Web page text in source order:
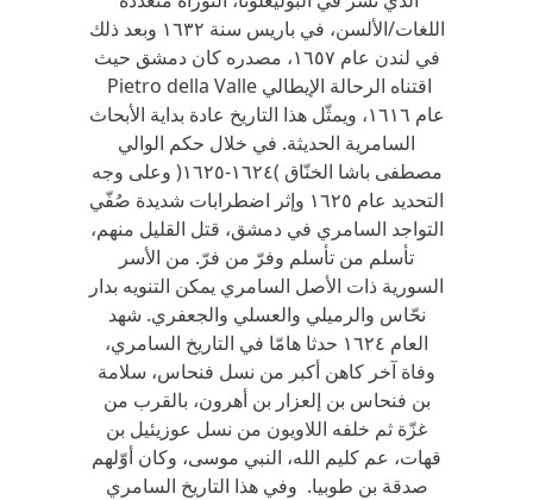
اللغات/الألسن، في باريس سنة ١٦٣٢ وبعد ذلك
في لندن عام ١٦٥٧، مصدره كان دمشق حيث
اقتناه الرحالة الإيطالي Pietro della Valle
عام ١٦١٦، ويمثّل هذا التاريخ عادة بداية الأبحاث
السامرية الحديثة. في خلال حكم الوالي
مصطفى باشا الخنّاق )١٦٢٤-١٦٢٥( وعلى وجه
التحديد عام ١٦٢٥ وإثر اضطرابات شديدة صُفّي
التواجد السامري في دمشق، قتل القليل منهم،
تأسلم من تأسلم وفرّ من فرّ. من الأسر
السورية ذات الأصل السامري يمكن التنويه بدار
نحّاس والرميلي والعسلي والجعفري. شهد
العام ١٦٢٤ حدثا هامّا في التاريخ السامري،
وفاة آخر كاهن أكبر من نسل فنحاس، سلامة
بن فنحاس بن إلعزار بن أهرون، بالقرب من
غزّة ثم خلفه اللاويون من نسل عوزيئيل بن
قهات، عم كليم الله، النبي موسى، وكان أوّلهم
صدقة بن طوبيا. وفي هذا التاريخ السامري